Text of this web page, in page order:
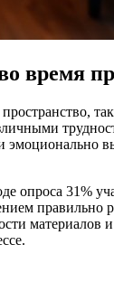
время
опроса 31%